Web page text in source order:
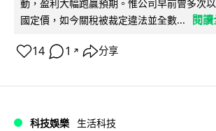
動，盈利大幅跑贏預期。惟公司早前曾多次
國定價，如今關稅被裁定違法並全數...
閱
14 1 ↗ 分享
科技娛樂 生活科技